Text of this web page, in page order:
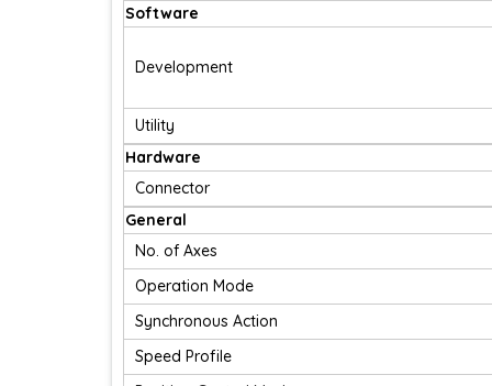
Software
Development
Utility
Hardware
Connector
General
No. of Axes
Operation Mode
Synchronous Action
Speed Profile